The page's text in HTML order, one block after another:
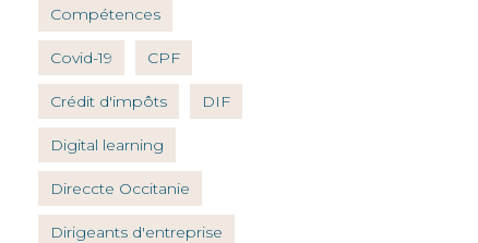
Compétences
Covid-19 CPF
Crédit d'impôts DIF
Digital learning
Direccte Occitanie
Dirigeants d'entreprise